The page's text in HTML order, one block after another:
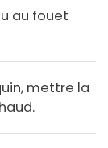
au fouet
mettre la